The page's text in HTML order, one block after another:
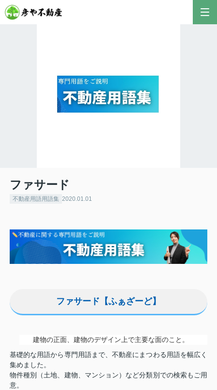
ファサード
不動産用語用語集 2020.01.01
ファサード【ふぁざーど】
建物の正面、建物のデザイン上で主要な面のこと。
基礎的な用語から専門用語まで、不動産にまつわる用語を幅広く
集めました。
物件種別（土地、建物、マンション）など分類別での検索もご用
意。
おすすめ不動産AIコンテンツとして、膨大なデータ
から最適なご提案を導き出します✨
不動産の売却や購入など、何でもお気軽にご相談く